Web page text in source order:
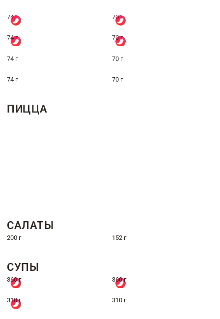
74 г 70 г
74 г 70 г
74 г 70 г
74 г 70 г
ПИЦЦА
САЛАТЫ
200 г 152 г
СУПЫ
360 г 360 г
310 г 310 г